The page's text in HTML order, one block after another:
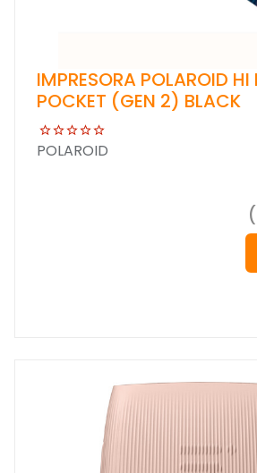
IMPRESORA POLAROID HI
POCKET (GEN 2) BLACK
POLAROID